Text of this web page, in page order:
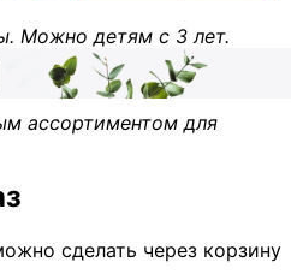
Можно детям с 3 лет.
ассортиментом для
сделать через корзину